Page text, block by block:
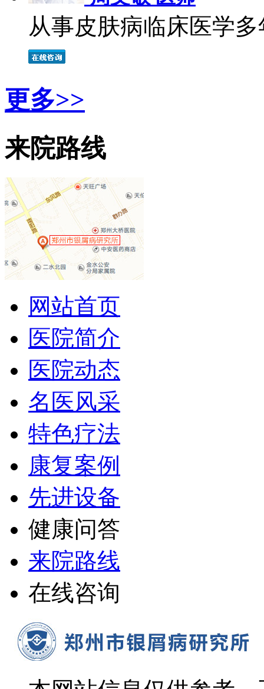
从事皮肤病临床医学
更多>>
来院路线
网站首页
医院简介
医院动态
名医风采
特色疗法
康复案例
先进设备
健康问答
来院路线
在线咨询